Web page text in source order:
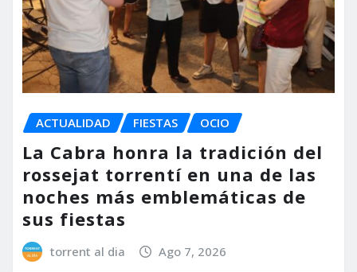
ACTUALIDAD FIESTAS OCIO
La Cabra honra la tradición del
rossejat torrentí en una de las
noches más emblemáticas de
sus fiestas
torrent al dia Ago 7, 2026